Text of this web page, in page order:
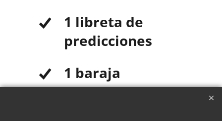
1 libreta de
predicciones
1 baraja
sorpresa